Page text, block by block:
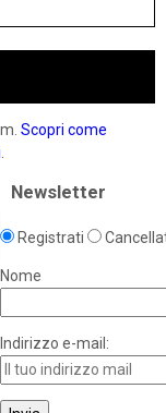
Scopri come
.
Newsletter
Registrati
Nome
Indirizzo e-mail: